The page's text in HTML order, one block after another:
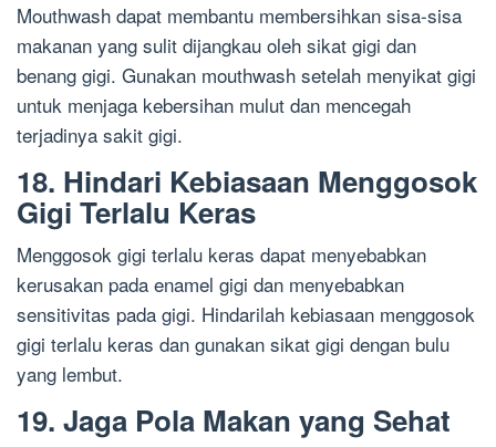
Mouthwash dapat membantu membersihkan sisa-sisa
makanan yang sulit dijangkau oleh sikat gigi dan
benang gigi. Gunakan mouthwash setelah menyikat gigi
untuk menjaga kebersihan mulut dan mencegah
terjadinya sakit gigi.
18. Hindari Kebiasaan Menggosok
Gigi Terlalu Keras
Menggosok gigi terlalu keras dapat menyebabkan
kerusakan pada enamel gigi dan menyebabkan
sensitivitas pada gigi. Hindarilah kebiasaan menggosok
gigi terlalu keras dan gunakan sikat gigi dengan bulu
yang lembut.
19. Jaga Pola Makan yang Sehat